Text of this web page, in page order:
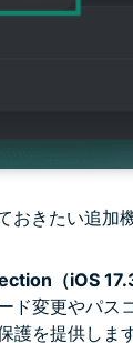
おきたい追加
（iOS
ド変更やパス
護を提供しま